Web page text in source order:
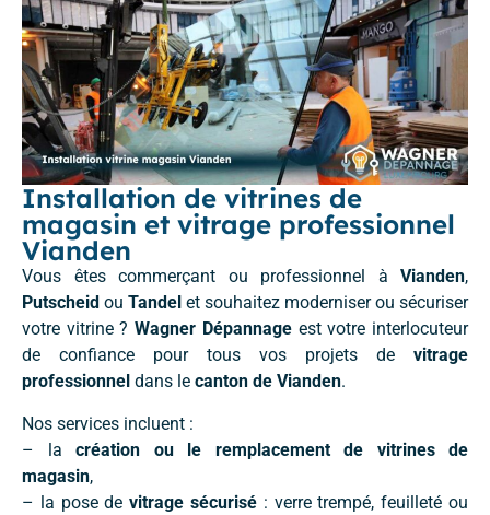
Installation de vitrines de
magasin et vitrage professionnel
Vianden
Vous êtes commerçant ou professionnel à Vianden,
Putscheid ou Tandel et souhaitez moderniser ou sécuriser
votre vitrine ?Wagner Dépannageest votre interlocuteur
de confiance pour tous vos projets de vitrage
professionnel dans le canton de Vianden.
Nos services incluent :
– la création ou le remplacement de vitrines de
magasin,
– la pose devitrage sécurisé : verre trempé, feuilleté ou